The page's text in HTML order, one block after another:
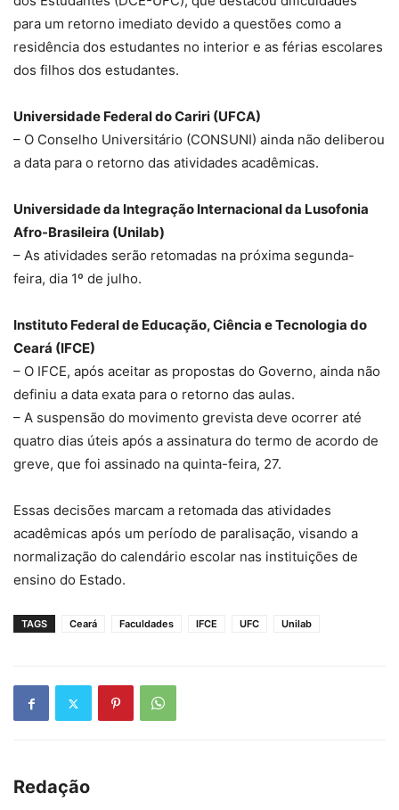
para um retorno imediato devido a questões como a
residência dos estudantes no interior e as férias escolares
dos filhos dos estudantes.
Universidade Federal do Cariri (UFCA)
– O Conselho Universitário (CONSUNI) ainda não deliberou
a data para o retorno das atividades acadêmicas.
Universidade da Integração Internacional da Lusofonia
Afro-Brasileira (Unilab)
– As atividades serão retomadas na próxima segunda-
feira, dia 1º de julho.
Instituto Federal de Educação, Ciência e Tecnologia do
Ceará (IFCE)
– O IFCE, após aceitar as propostas do Governo, ainda não
definiu a data exata para o retorno das aulas.
– A suspensão do movimento grevista deve ocorrer até
quatro dias úteis após a assinatura do termo de acordo de
greve, que foi assinado na quinta-feira, 27.
Essas decisões marcam a retomada das atividades
acadêmicas após um período de paralisação, visando a
normalização do calendário escolar nas instituições de
ensino do Estado.
TAGS Ceará Faculdades IFCE UFC Unilab
Redação